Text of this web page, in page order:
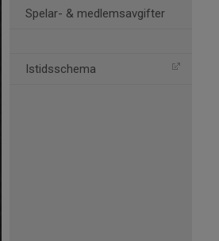
Spelar- & medlemsavgifter
Istidsschema